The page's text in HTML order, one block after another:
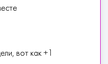
вот как +1